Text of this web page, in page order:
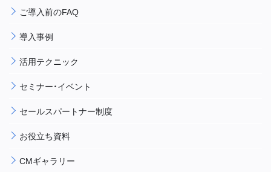
ご導入前のFAQ
導入事例
活用テクニック
セミナー・イベント
セールスパートナー制度
お役立ち資料
CMギャラリー